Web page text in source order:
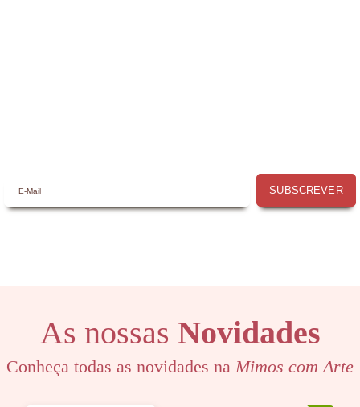
SUBSCREVER
As nossas Novidades
Conheça todas as novidades na Mimos com Arte